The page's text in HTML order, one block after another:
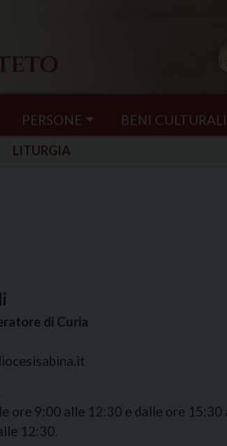
PERSONE BENI CULTURALI
LITURGIA
di Curia
ore 9:00 alle 12:30 e dalle ore 15:30
12:30.